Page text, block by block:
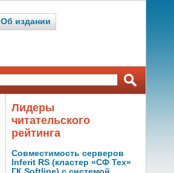
Об издании
Лидеры
читательского
рейтинга
Совместимость серверов
Inferit RS (кластер «СФ Тех»